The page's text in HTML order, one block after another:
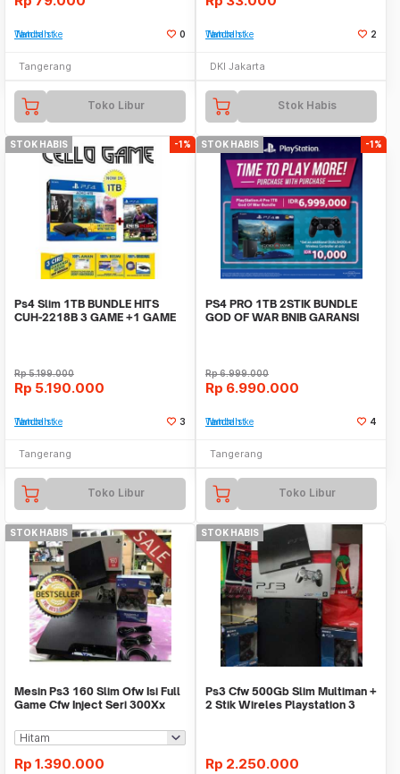
Tambah ke Watchlist 0
Tangerang
Toko Libur
Tambah ke Watchlist 2
DKI Jakarta
Stok Habis
STOK HABIS -1%
Ps4 Slim 1TB BUNDLE HITS
CUH-2218B 3 GAME +1 GAME
Rp5.199.000
Rp 5.190.000
Tambah ke Watchlist 3
Tangerang
Toko Libur
STOK HABIS -1%
PS4 PRO 1TB 2STIK BUNDLE
GOD OF WAR BNIB GARANSI
Rp6.999.000
Rp 6.990.000
Tambah ke Watchlist 4
Tangerang
Toko Libur
STOK HABIS
Mesin Ps3 160 Slim Ofw Isi Full
Game Cfw Inject Seri 300Xx
Rp 1.390.000
STOK HABIS
Ps3 Cfw 500Gb Slim Multiman +
2 Stik Wireles Playstation 3
Rp 2.250.000